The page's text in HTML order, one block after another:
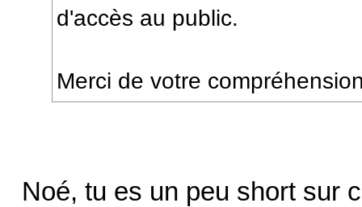
d'accès au public.
Merci de votre
Noé, tu es un peu short sur